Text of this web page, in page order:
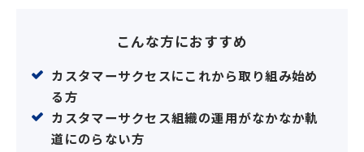
こんな方におすすめ
カスタマーサクセスにこれから取り組み始め
る方
カスタマーサクセス組織の運用がなかなか軌
道にのらない方